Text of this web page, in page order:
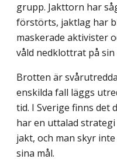
grupp. Jakttorn har
förstörts, jaktlag har
maskerade aktivister
våld nedklottrat på sin
Brotten är
enskilda fall läggs
tid. I Sverige finns
har en uttalad
jakt, och man skyr
sina mål.